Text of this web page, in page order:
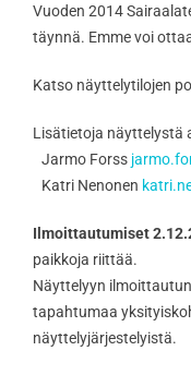
Vuoden 2014
täynnä. Emme voi
Katso näyttelytilojen
Lisätietoja näyttelystä
Jarmo Forss
Katri Nenonen
Ilmoittautumiset
paikkoja riittää.
Näyttelyyn
tapahtumaa
näyttelyjärjestelyistä.